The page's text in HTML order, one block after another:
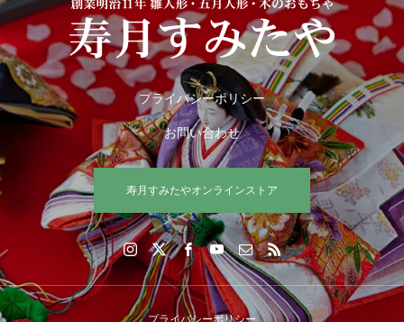
プライバシーポリシー
お問い合わせ
寿月すみたやオンラインストア
プライバシーポリシー